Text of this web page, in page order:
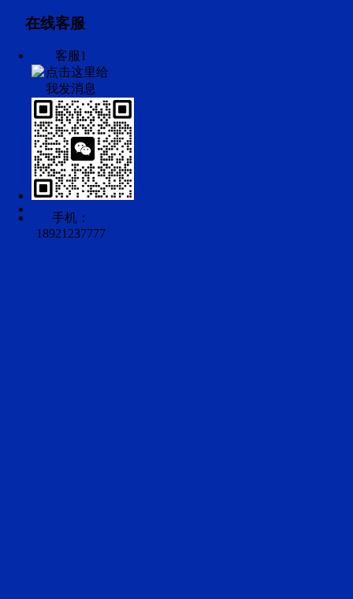
在线客服
客服1
手机：
18921237777